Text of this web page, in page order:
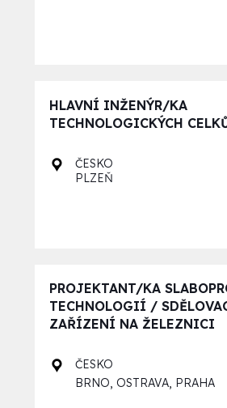
HLAVNÍ INŽENÝR/KA
TECHNOLOGICKÝCH
ČESKO
PLZEŇ
PROJEKTANT/KA
TECHNOLOGIÍ /
ZAŘÍZENÍ NA ŽELEZNICI
ČESKO
BRNO,OSTRAVA, PRAHA